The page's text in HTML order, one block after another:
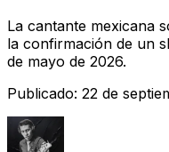
La cantante mexicana
la confirmación de un
de mayo de 2026.
Publicado: 22 de